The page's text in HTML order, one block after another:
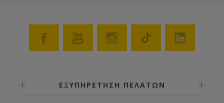
ΕΞΥΠΗΡΕΤΗΣΗ ΠΕΛΑΤΩΝ